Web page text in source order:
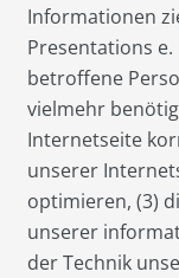
Informationen
Presentations e.
betroffene
vielmehr
Internetseite
unserer
optimieren, (3)
unserer
der Technik